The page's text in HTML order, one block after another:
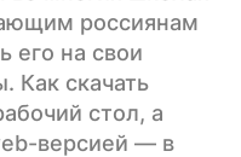
россиянам
его на свои
Как скачать
стол, а
версией — в